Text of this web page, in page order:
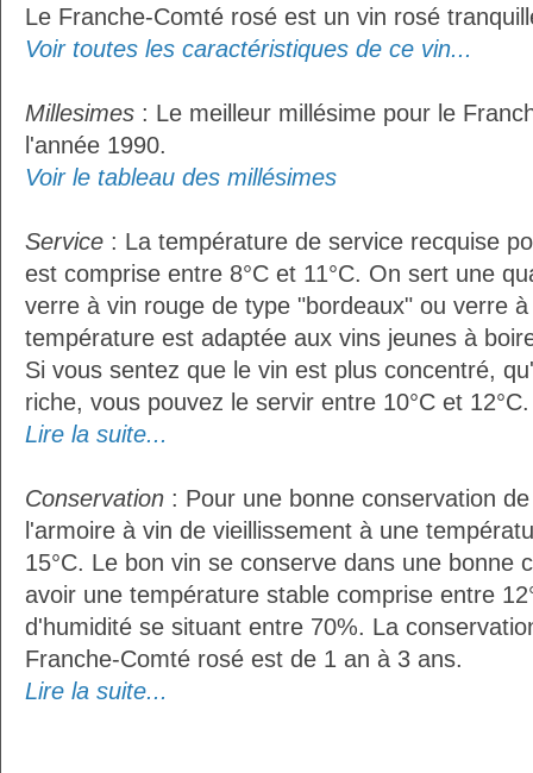
Le Franche-Comté rosé est un vin rosé
Voir toutes les caractéristiques de ce vin...
Millesimes : Le meilleur millésime pour le
l'année 1990.
Voir le tableau des millésimes
Service : La température de service recquise
est comprise entre 8°C et 11°C. On sert une
verre à vin rouge de type "bordeaux" ou verre
température est adaptée aux vins jeunes à
Si vous sentez que le vin est plus concentré,
riche, vous pouvez le servir entre 10°C et
Lire la suite...
Conservation : Pour une bonne conservation
l'armoire à vin de vieillissement à une
15°C. Le bon vin se conserve dans une bonne
avoir une température stable comprise entre
d'humidité se situant entre 70%. La
Franche-Comté rosé est de 1 an à 3 ans.
Lire la suite...